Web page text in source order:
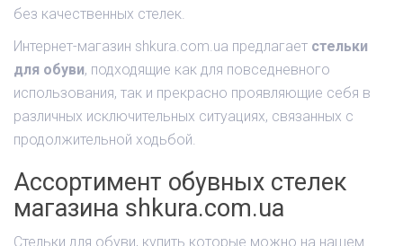
без качественных стелек.
Интернет-магазин shkura.com.ua предлагает стельки
для обуви, подходящие как для повседневного
использования, так и прекрасно проявляющие себя в
различных исключительных ситуациях, связанных с
продолжительной ходьбой.
Ассортимент обувных стелек
магазина shkura.com.ua
Стельки для обуви, купить которые можно на нашем